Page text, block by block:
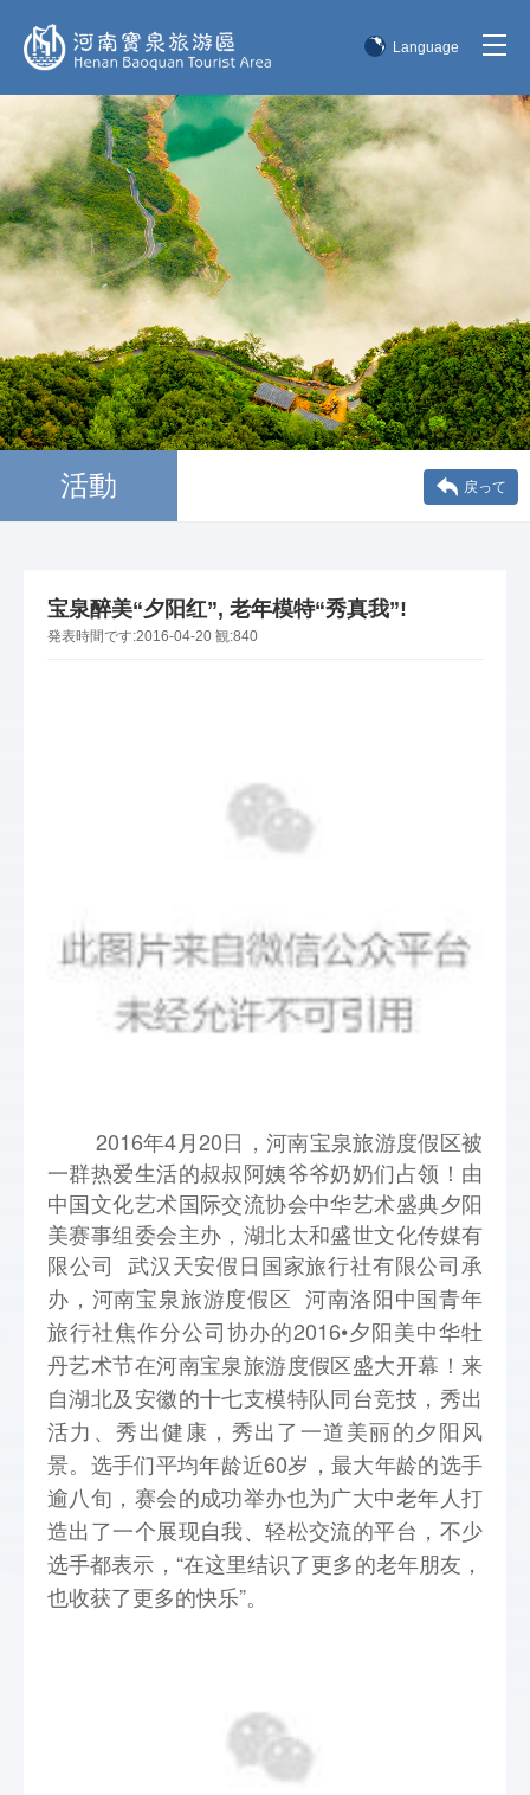
Language
English
한국어
日本語
活動 戻って
宝泉醉美“夕阳红”, 老年模特“秀真我”!
発表時間です:2016-04-20 観:840
2016年4月20日，河南宝泉旅游度假区被
一群热爱生活的叔叔阿姨爷爷奶奶们占领！由
中国文化艺术国际交流协会中华艺术盛典夕阳
美赛事组委会主办，湖北太和盛世文化传媒有
限公司 武汉天安假日国家旅行社有限公司承
办， 河南宝泉旅游度假区 河南洛阳中国青年
旅行社焦作分公司协办的2016•夕阳美中华牡
丹艺术节在河南宝泉旅游度假区盛大开幕！来
自湖北及安徽的十七支模特队同台竞技，秀出
活力、秀出健康，秀出了一道美丽的夕阳风
景。 选手们平均年龄近60岁，最大年龄的选手
逾八旬，赛会的成功举办也为广大中老年人打
造出了一个展现自我、轻松交流的平台，不少
选手都表示，“在这里结识了更多的老年朋友，
也收获了更多的快乐”。